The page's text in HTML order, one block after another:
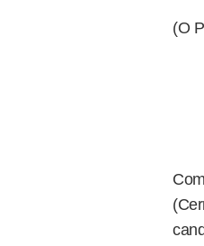
(O